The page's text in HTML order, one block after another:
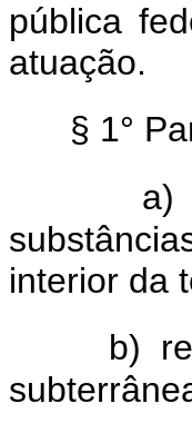
pública
atuação.
§ 1°
a)
interior da
b)